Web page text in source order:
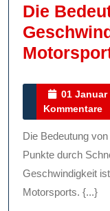
Die
01 Januar
Kommentare
Die Bedeutung von Geschwindigkeit im Motorsport: Wie
Punkte durch
Geschwindigkeit
Motorsports. {...}